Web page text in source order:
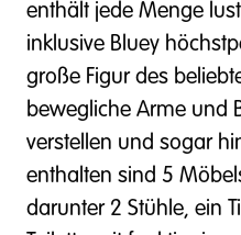
enthält jede Menge
inklusive Bluey
große Figur des
bewegliche Arme und
verstellen und sogar
enthalten sind 5
darunter 2 Stühle, ein